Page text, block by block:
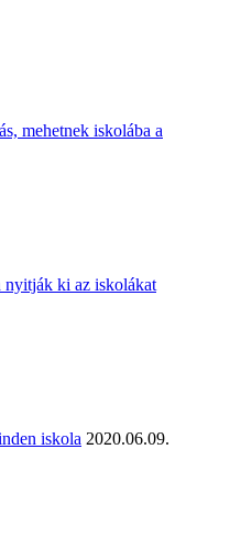
mehetnek iskolába a
nyitják ki az iskolákat
iskola 2020.06.09.